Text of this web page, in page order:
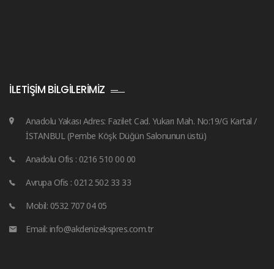
İLETIŞIM BILGILERIMIZ
Anadolu Yakası Adres: Fazilet Cad. Yukarı Mah. No:19/G Kartal /
İSTANBUL (Pembe Köşk Düğün Salonunun üstü)
Anadolu Ofis : 0216 510 00 00
Avrupa Ofis : 0212 502 33 33
Mobil: 0532 707 04 05
Email: info@akdenizekspres.com.tr